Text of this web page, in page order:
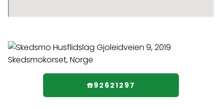
☎️92621297